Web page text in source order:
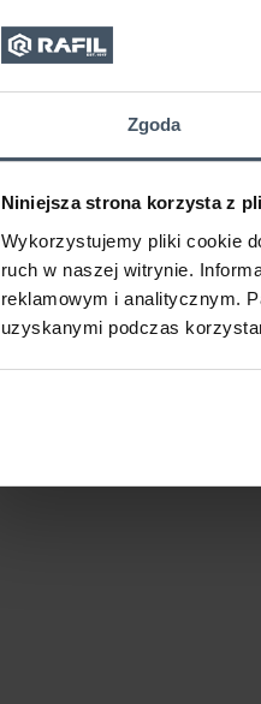
Zgoda
Niniejsza strona korzysta z
Wykorzystujemy pliki cookie
ruch w naszej witrynie.
reklamowym i analitycznym.
uzyskanymi podczas